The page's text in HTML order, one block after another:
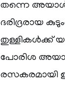
തന്നെ
ദരിദ്രരായ
തുള്ളികള്‍ക്ക്
പോരിശ
രസകരമായി